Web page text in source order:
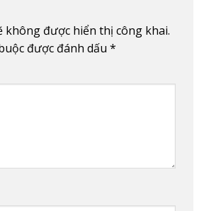
không được hiển thị công khai.
được đánh dấu *